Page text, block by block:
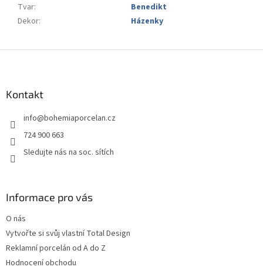
Tvar:
Benedikt
Dekor: Házenky
Kontakt
info@bohemiaporcelan.cz
724 900 663
Sledujte nás na soc. sítích
Informace pro vás
O nás
Vytvořte si svůj vlastní Total Design
Reklamní porcelán od A do Z
Hodnocení obchodu